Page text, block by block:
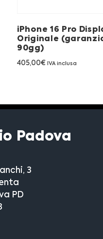
iPhone 16 Pro
Originale
90gg)
405,00€ IVA inclusa
Padova
3
PD